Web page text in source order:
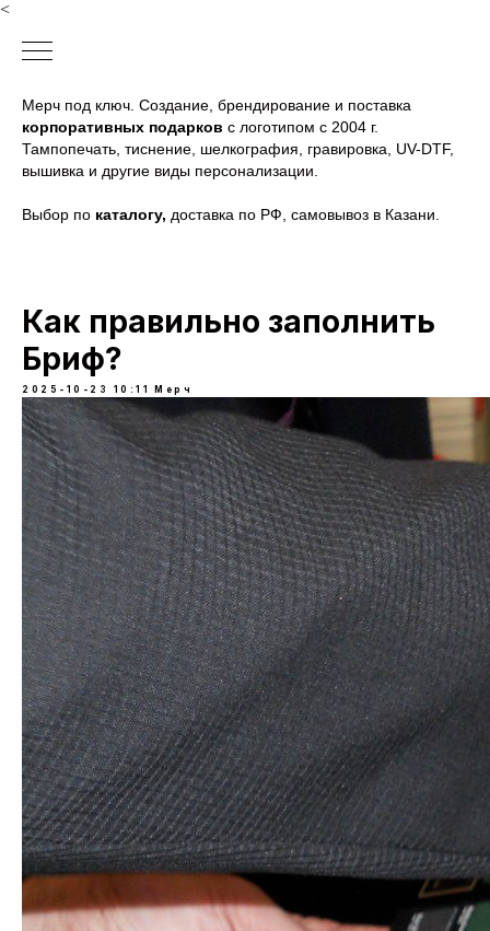
<
Мерч под ключ. Создание, брендирование и поставка
корпоративных подарков с логотипом с 2004 г.
Тампопечать, тиснение, шелкография, гравировка, UV-DTF,
вышивка и другие виды персонализации.
Выбор по каталогу, доставка по РФ, самовывоз в Казани.
Как правильно заполнить
Бриф?
2025-10-23 10:11 Мерч